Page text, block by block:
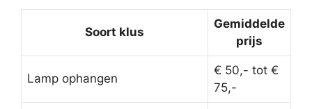
Soort klus
Gemiddelde
prijs
Lamp ophangen
€ 50,- tot €
75,-